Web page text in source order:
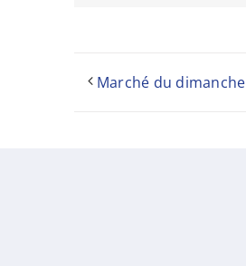
Marché du dimanche